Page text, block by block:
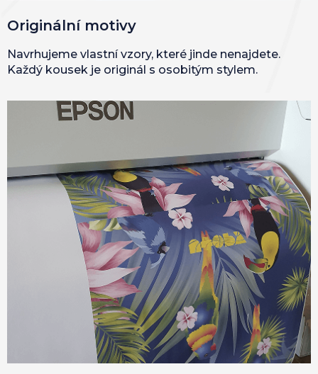
Originální motivy
Navrhujeme vlastní vzory, které jinde nenajdete.
Každý kousek je originál s osobitým stylem.